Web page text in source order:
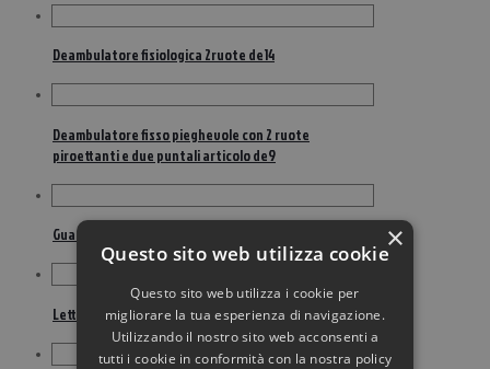
Deambulatore fisiologica 2ruote de14
Deambulatore fisso pieghevole con 2 ruote
piroettanti e due puntali articolo de9
Guanto protez/immob mano s271
Letto pieghevole 1manovella l5
×
Questo sito web utilizza cookie
Questo sito web utilizza i cookie per
migliorare la tua esperienza di navigazione.
Utilizzando il nostro sito web acconsenti a
tutti i cookie in conformità con la nostra policy